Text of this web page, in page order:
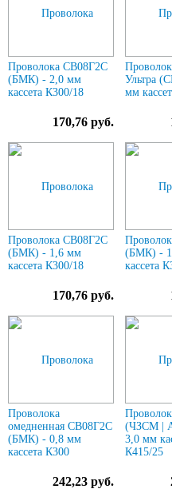
Проволока СВ08Г2С
(БМК) - 2,0 мм
кассета К300/18
170,76 руб.
Ультра
мм
Проволока СВ08Г2С
(БМК) - 1,6 мм
кассета К300/18
170,76 руб.
(БМК) -
кассета
Проволока
омедненная СВ08Г2С
(БМК) - 0,8 мм
кассета К300
242,23 руб.
(ЧЗСМ |
3,0 мм
К415/25